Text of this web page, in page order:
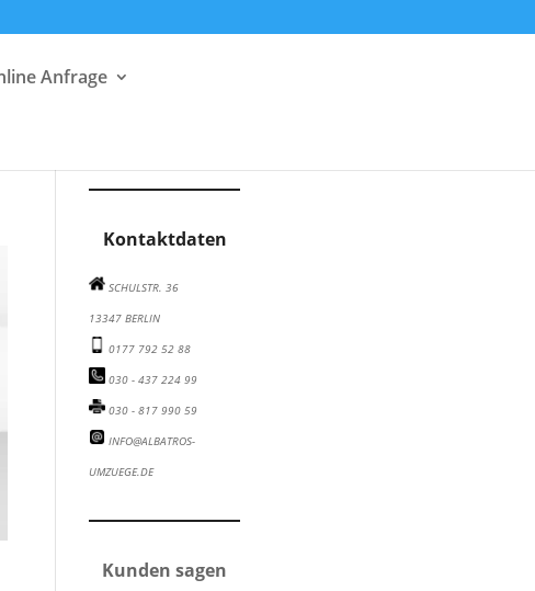
Anfrage
Kontaktdaten
SCHULSTR. 36
13347 BERLIN
0177 792 52 88
030 - 437 224 99
030 - 817 990 59
INFO@ALBATROS-
UMZUEGE.DE
Kunden sagen